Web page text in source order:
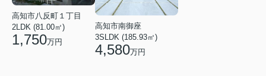
高知市八反町１丁目
2LDK (81.00㎡)
1,750万円
高知市南御座
3SLDK (185.93㎡)
4,580万円